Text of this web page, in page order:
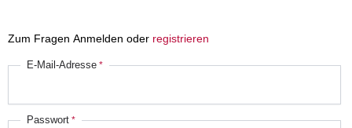
Zum Fragen Anmelden oder registrieren
E-Mail-Adresse
Passwort